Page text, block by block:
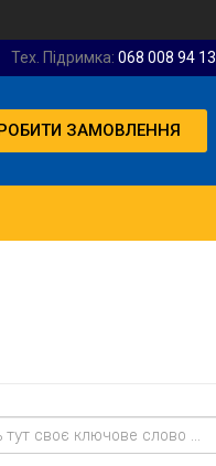
Тех. Підримка: 068 008 94 13
ЗАМОВЛЕННЯ